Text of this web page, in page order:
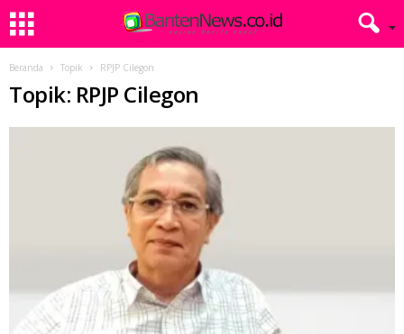
Beranda Topik RPJP Cilegon
Topik: RPJP Cilegon